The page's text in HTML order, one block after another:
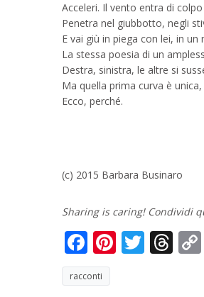
Acceleri. Il vento entra di
Penetra nel giubbotto, negli
E vai giù in piega con lei, in
La stessa poesia di un
Destra, sinistra, le altre si
Ma quella prima curva è
Ecco, perché.
(c) 2015 Barbara Businaro
Sharing is caring! Condividi
Facebook
racconti